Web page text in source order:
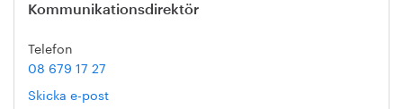
Kommunikationsdirektör
Telefon
08 679 17 27
Skicka e-post